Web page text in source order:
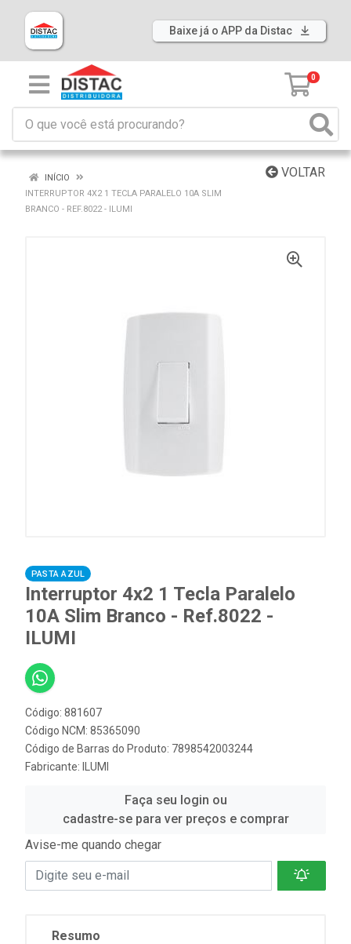
Baixe já o APP da Distac
0
VOLTAR
INÍCIO
INTERRUPTOR 4X2 1 TECLA PARALELO 10A SLIM
BRANCO - REF.8022 - ILUMI
PASTA AZUL
Interruptor 4x2 1 Tecla Paralelo
10A Slim Branco - Ref.8022 -
ILUMI
Código: 881607
Código NCM: 85365090
Código de Barras do Produto: 7898542003244
Fabricante:
ILUMI
Faça seu login ou
cadastre-se para ver preços e comprar
Avise-me quando chegar
Resumo